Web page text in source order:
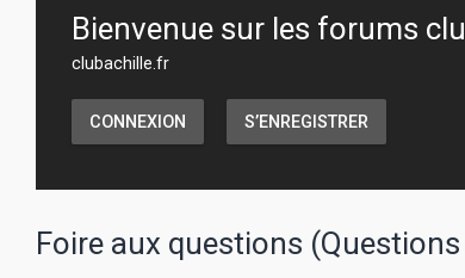
Bienvenue sur les forums
clubachille.fr
CONNEXION S’ENREGISTRER
Foire aux questions